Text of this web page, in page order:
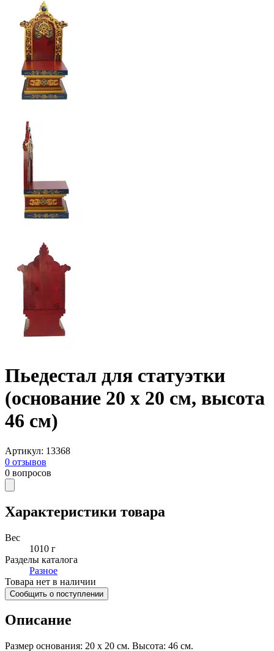
Пьедестал для статуэтки
(основание 20 x 20 см, высота
46 см)
Артикул: 13368
0 отзывов
0 вопросов
Характеристики товара
Вес
1010 г
Разделы каталога
Разное
Товара нет в наличии
Сообщить о поступлении
Описание
Размер основания: 20 x 20 см. Высота: 46 см.